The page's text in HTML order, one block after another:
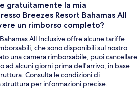
gratuitamente la mia
Breezes Resort Bahamas All
un rimborso completo?
All Inclusive offre alcune tariffe
che sono disponibili sul nostro
una camera rimborsabile, puoi cancellare
ad alcuni giorni prima dell'arrivo, in base
Consulta le condizioni di
struttura per informazioni precise.